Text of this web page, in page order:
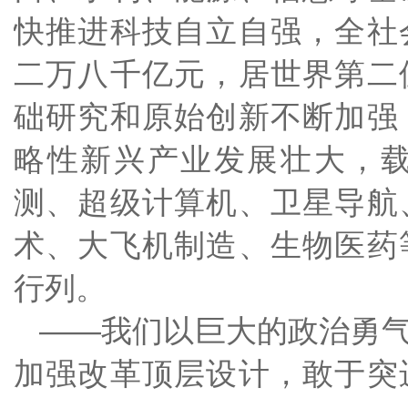
快推进科技自立自强，全
二万八千亿元，居世界第
础研究和原始创新不断加
略性新兴产业发展壮大，
测、超级计算机、卫星导
术、大飞机制造、生物医
行列。
——我们以巨大的政治勇
加强改革顶层设计，敢于